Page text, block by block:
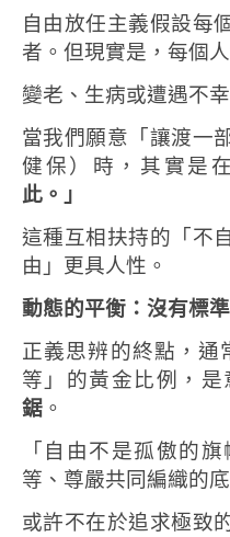
自由放任主義假設每
者。但現實是，每個
變老、生病或遭遇不幸
當我們願意「讓渡一
健保）時，其實是
此。」
這種互相扶持的「不
由」更具人性。
動態的平衡：沒有標
正義思辨的終點，通
等」的黃金比例，是
鋸 。
「自由不是孤傲的
等、尊嚴共同編織的
或許不在於追求極致